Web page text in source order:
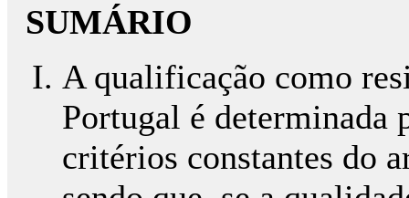
SUMÁRIO
A qualificação como
Portugal é determinada
critérios constantes do